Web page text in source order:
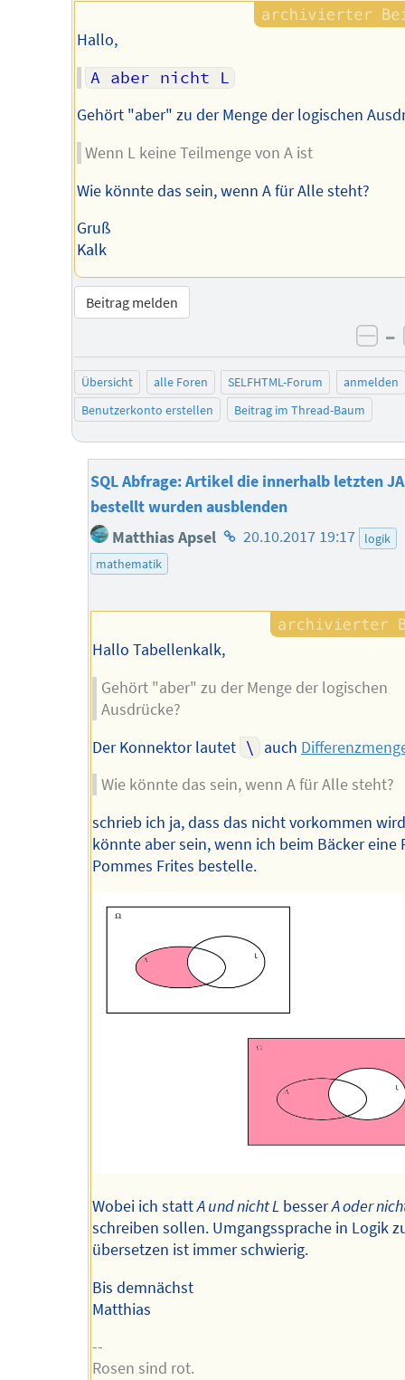
Hallo,
A aber nicht L
Gehört "aber" zu der Menge der logischen
Wenn L keine Teilmenge von A ist
Wie könnte das sein, wenn A für Alle steht?
Gruß
Kalk
Beitrag melden
–
Übersicht alle Foren SELFHTML-Forum
anmelden
Benutzerkonto erstellen
Beitrag im Thread-Baum
SQL Abfrage: Artikel die innerhalb letzten
bestellt wurden ausblenden
Matthias Apsel Homepage
20.10.2017 19:17
logik
mathematik
Hallo Tabellenkalk,
Gehört "aber" zu der Menge der logischen
Ausdrücke?
Der Konnektor lautet \ auch
Wie könnte das sein, wenn A für Alle steht?
schrieb ich ja, dass das nicht vorkommen
könnte aber sein, wenn ich beim Bäcker eine
Pommes Frites bestelle.
Wobei ich stattA und nicht L besserA oder
schreiben sollen. Umgangssprache in Logik
übersetzen ist immer schwierig.
Bis demnächst
Matthias
--
Rosen sind rot.